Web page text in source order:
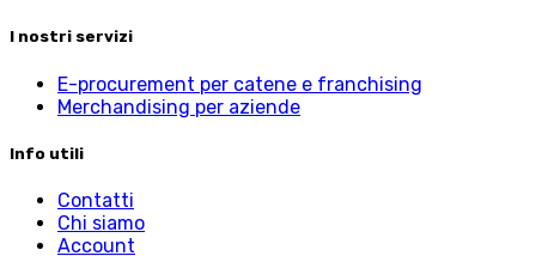
I nostri servizi
E-procurement per catene e franchising
Merchandising per aziende
Info utili
Contatti
Chi siamo
Account